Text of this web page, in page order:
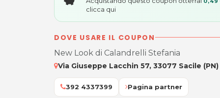
clicca qui
DOVE USARE IL COUPON
New Look di Calandrelli Stefania
Via Giuseppe Lacchin 57, 33077 Sacile (PN)
392 4337399 Pagina partner